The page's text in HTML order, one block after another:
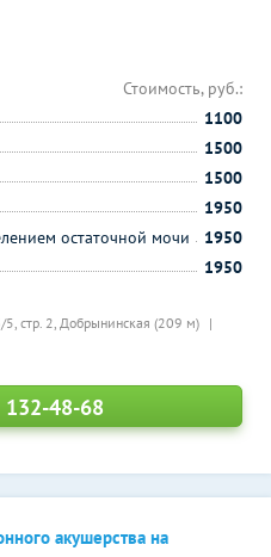
стр. 2, Добрынинская (209 м)
Стоимость, руб.:
1100
1500
1500
1950
остаточной мочи
1950
1950
132-48-68
акушерства на